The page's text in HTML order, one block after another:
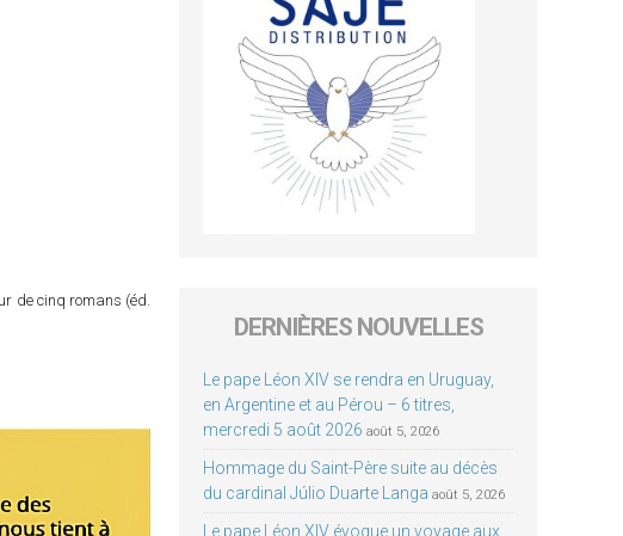
de cinq romans (éd.
DERNIÈRES NOUVELLES
Le pape Léon XIV se rendra en Uruguay,
en Argentine et au Pérou – 6 titres,
mercredi 5 août 2026 août 5, 2026
Hommage du Saint-Père suite au décès
du cardinal Júlio Duarte Langa août 5, 2026
Le pape Léon XIV évoque un voyage aux